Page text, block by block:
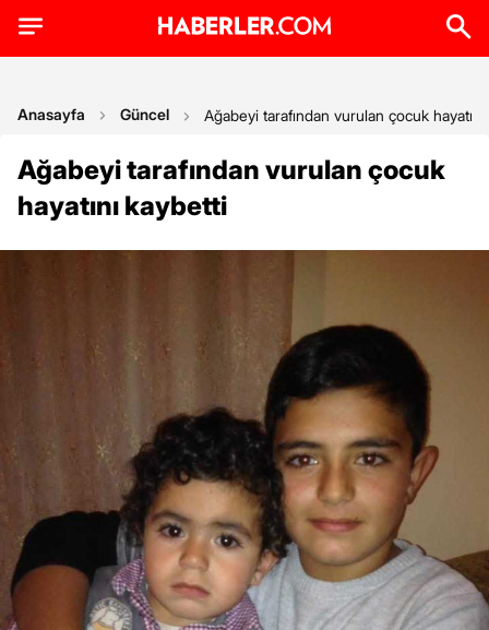
Anasayfa Güncel Ağabeyi tarafından vurulan çocuk
Ağabeyi tarafından vurulan çocuk
hayatını kaybetti